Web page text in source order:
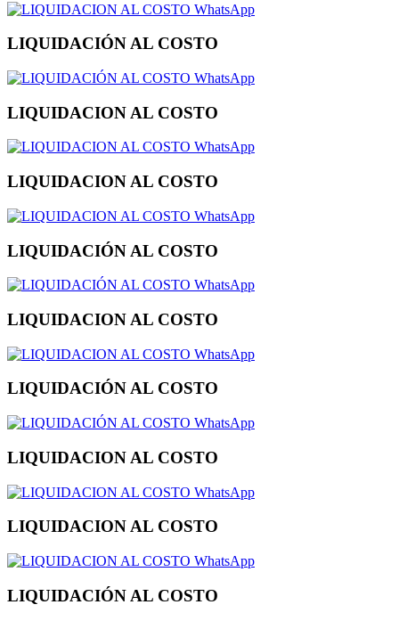
WhatsApp
LIQUIDACIÓN AL COSTO
WhatsApp
LIQUIDACION AL COSTO
WhatsApp
LIQUIDACION AL COSTO
WhatsApp
LIQUIDACIÓN AL COSTO
WhatsApp
LIQUIDACION AL COSTO
WhatsApp
LIQUIDACIÓN AL COSTO
WhatsApp
LIQUIDACION AL COSTO
WhatsApp
LIQUIDACION AL COSTO
WhatsApp
LIQUIDACIÓN AL COSTO